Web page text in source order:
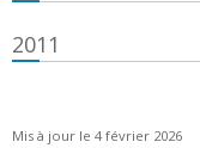
2011
Mis à jour le 4 février 2026